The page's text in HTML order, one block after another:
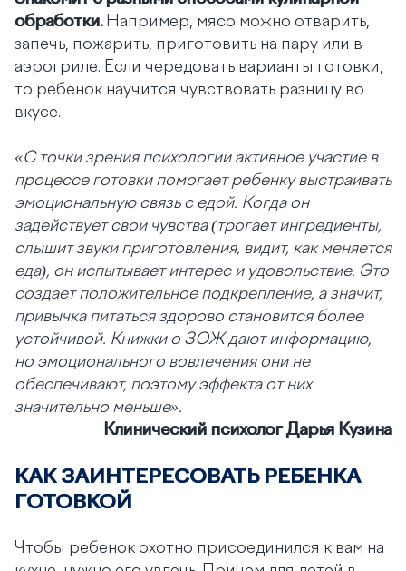
обработки.Например, мясо можно отварить,
запечь, пожарить, приготовить на пару или в
аэрогриле. Если чередовать варианты готовки,
то ребенок научится чувствовать разницу во
вкусе.
«С точки зрения психологии активное участие в
процессе готовки помогает ребенку выстраивать
эмоциональную связь с едой. Когда он
задействует свои чувства (трогает ингредиенты,
слышит звуки приготовления, видит, как меняется
еда), он испытывает интерес и удовольствие. Это
создает положительное подкрепление, а значит,
привычка питаться здорово становится более
устойчивой. Книжки о ЗОЖ дают информацию,
но эмоционального вовлечения они не
обеспечивают, поэтому эффекта от них
значительно меньше».
Клинический психолог Дарья Кузина
КАК ЗАИНТЕРЕСОВАТЬ РЕБЕНКА
ГОТОВКОЙ
Чтобы ребенок охотно присоединился к вам на